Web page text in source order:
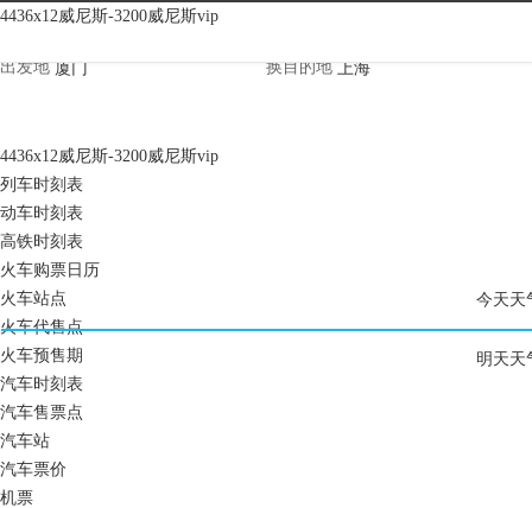
4436x12威尼斯-3200威尼斯vip
出发地
换目的地
4436x12威尼斯-3200威尼斯vip
列车时刻表
动车时刻表
高铁时刻表
火车购票日历
火车站点
火车代售点
火车预售期
汽车时刻表
汽车售票点
汽车站
汽车票价
机票
今天天
明天天